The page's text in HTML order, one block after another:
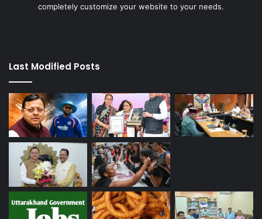
completely customize your website to your needs.
Last Modified Posts